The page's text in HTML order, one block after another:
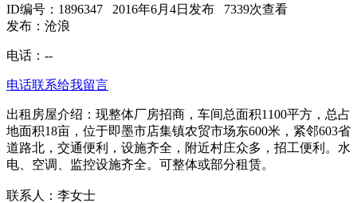
ID编号：1896347 2016年6月4日发布 7339次查看
发布：沧浪
电话： --
电话联系给我留言
出租房屋介绍：现整体厂房招商，车间总面积1100平方，总占
地面积18亩，位于即墨市店集镇农贸市场东600米，紧邻603省
道路北，交通便利，设施齐全，附近村庄众多，招工便利。水
电、空调、监控设施齐全。可整体或部分租赁。
联系人：李女士